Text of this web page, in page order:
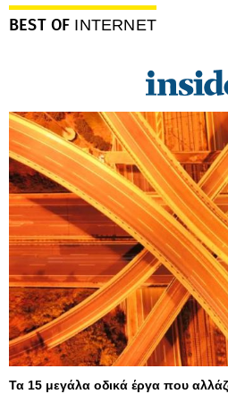
BEST OF INTERNET
Τα 15 μεγάλα οδικά έργα που